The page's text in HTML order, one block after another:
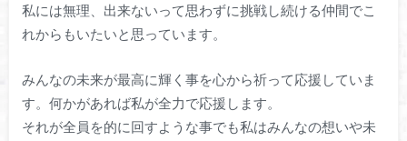
私には無理、出来ないって思わずに挑戦し続ける仲間でこ
れからもいたいと思っています。
みんなの未来が最高に輝く事を心から祈って応援していま
す。何かがあれば私が全力で応援します。
それが全員を的に回すような事でも私はみんなの想いや未